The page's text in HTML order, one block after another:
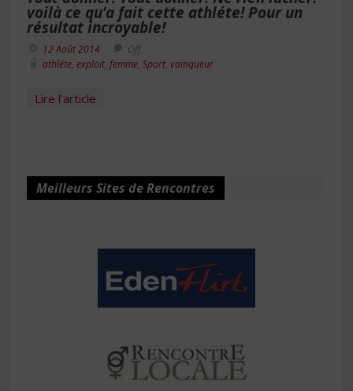
voilà ce qu’a fait cette athléte! Pour un
résultat incroyable!
12 Août 2014
Off
athléte exploit femme Sport vainqueur
Lire l'article
Meilleurs Sites de Rencontres